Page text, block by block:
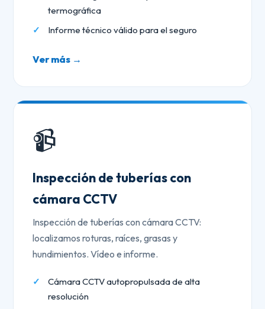
termográfica
Informe técnico válido para el seguro
Ver más →
📹
Inspección de tuberías con
cámara CCTV
Inspección de tuberías con cámara CCTV:
localizamos roturas, raíces, grasas y
hundimientos. Vídeo e informe.
Cámara CCTV autopropulsada de alta
resolución